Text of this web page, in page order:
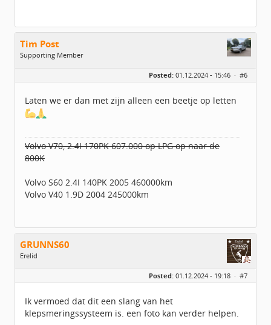
Tim Post
Supporting Member
Homepage:
Www.bonusbijzaak.n…
Geregistreerd:10 / 2024
Posted: 01.12.2024 - 15:46 · #6
Laten we er dan met zijn alleen een beetje op letten
Volvo V70, 2.4I 170PK 607.000 op LPG op naar de
800K
Volvo S60 2.4I 140PK 2005 460000km
Volvo V40 1.9D 2004 245000km
GRUNNS60
Erelid
Geslacht:
Leeftijd:
64
Geregistreerd:07 / 2014
Posted: 01.12.2024 - 19:18 · #7
Ik vermoed dat dit een slang van het
klepsmeringssysteem is. een foto kan verder helpen.